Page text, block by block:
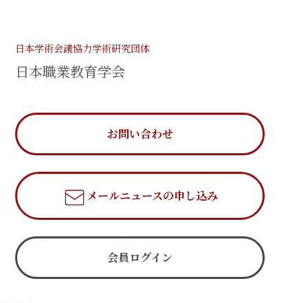
日本学術会議協力学術研究団体
日本職業教育学会
お問い合わせ
メールニュースの申し込み
会員ログイン